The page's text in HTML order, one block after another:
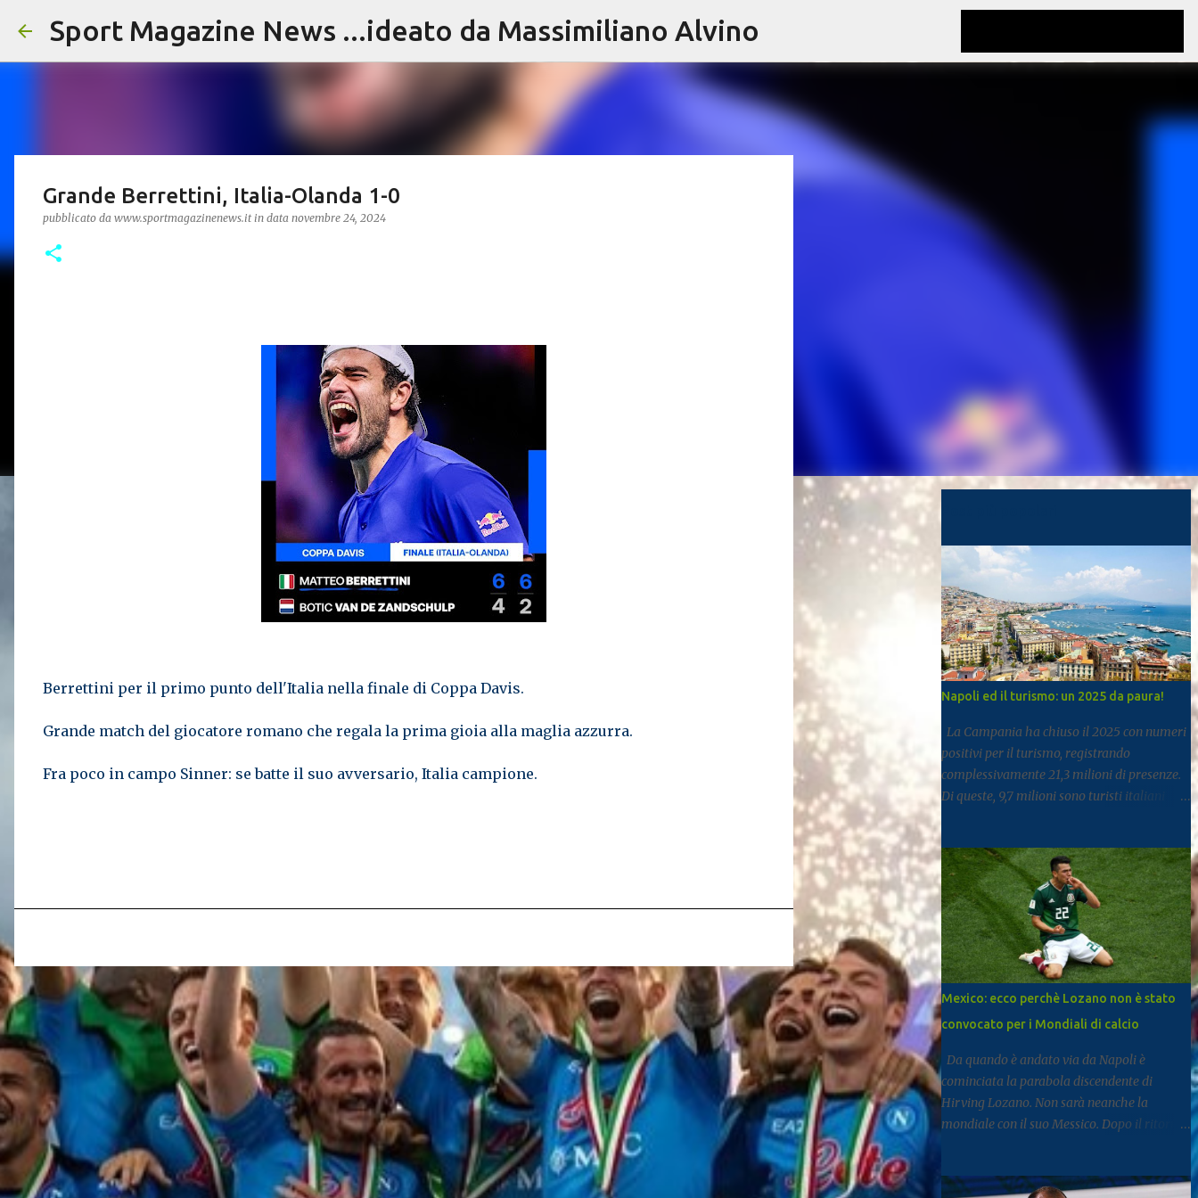
Passa ai contenuti principali
Sport Magazine News ...ideato da Massimiliano Alvino
Grande Berrettini, Italia-Olanda 1-0
pubblicato da www.sportmagazinenews.it in data novembre 24, 2024
Berrettini per il primo punto dell'Italia nella finale di Coppa Davis.
Grande match del giocatore romano che regala la prima gioia alla maglia azzurra.
Fra poco in campo Sinner: se batte il suo avversario, Italia campione.
Napoli ed il turismo: un 2025 da paura!
La Campania ha chiuso il 2025 con numeri
positivi per il turismo, registrando
complessivamente 21,3 milioni di presenze.
Di queste, 9,7 milioni sono turisti italiani
3,3%, segnale di un settore che continua a
rafforzarsi e ad attirare visitatori da tutto il
mondo. I dati arrivano dal report dell’Istat
dedicato al turismo, pubblicato come di
consueto con alcuni mesi di ritardo ma utile
per fotografare l’andamento complessivo
del comparto nella regione. Napoli e
Sorrento trainano il settore: Tra le principali
destinazioni spicca Napoli, che con 3,8
milioni di presenze si posiziona al
dodicesimo posto tra le mete turistiche
italiane, risultando la città con il miglior
risultato nel Mezzogiorno. Subito dopo si
anche per alcuni dati particolari. Circa il
Mexico: ecco perchè Lozano non è stato
convocato per i Mondiali di calcio
Da quando è andato via da Napoli è
cominciata la parabola discendente di
Hirving Lozano. Non sarà neanche la
mondiale con il suo Messico. Dopo il ritorno
Diego dal gennaio 2025, Lozano ha firmato